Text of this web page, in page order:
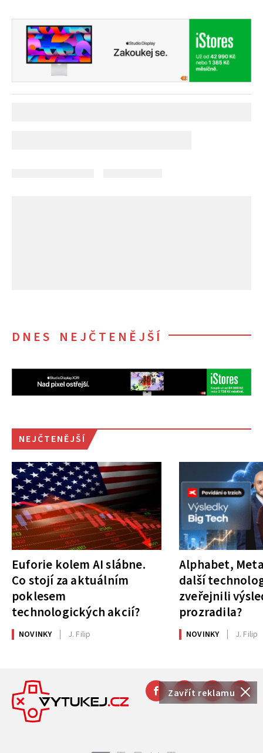
Zavřít reklamu
DNES NEJČTENĚJŠÍ
NEJČTENĚJŠÍ
Euforie kolem AI slábne.
Co stojí za aktuálním
poklesem
technologických akcií?
NOVINKY J. Filip
Alphabet,
další
zveřejnili
prozradila?
NOVINKY J. Filip